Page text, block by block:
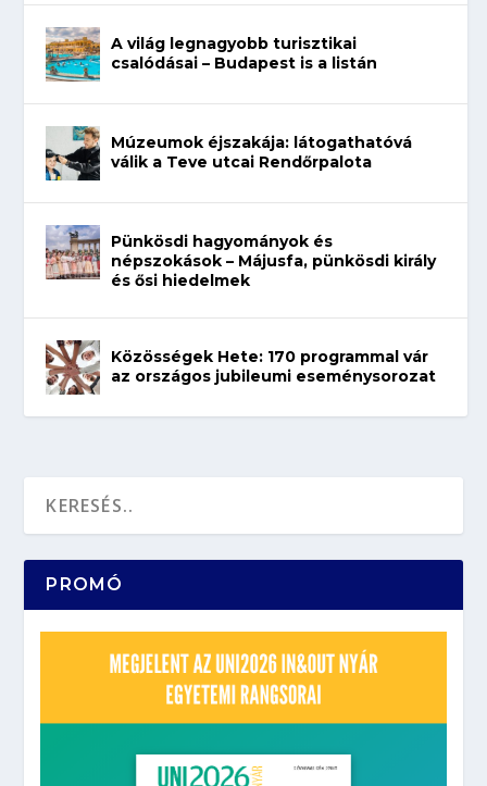
A világ legnagyobb turisztikai
csalódásai – Budapest is a listán
Múzeumok éjszakája: látogathatóvá
válik a Teve utcai Rendőrpalota
Pünkösdi hagyományok és
népszokások – Májusfa, pünkösdi király
és ősi hiedelmek
Közösségek Hete: 170 programmal vár
az országos jubileumi eseménysorozat
PROMÓ